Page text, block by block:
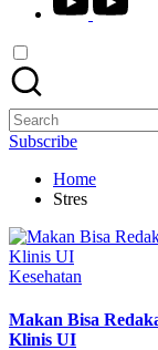
Search
for:
Subscribe
Home
Stres
Posted
Kesehatan
Makan Bisa
Klinis UI